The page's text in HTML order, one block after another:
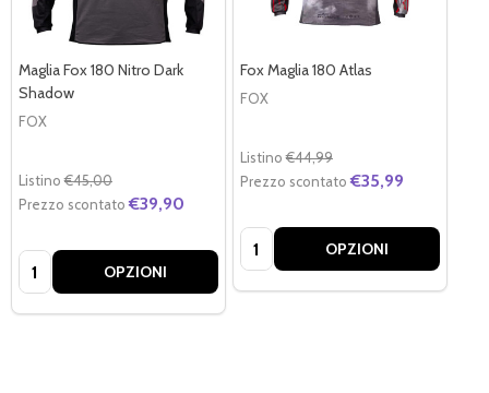
Maglia Fox 180 Nitro Dark
Shadow
FOX
Listino €45,00
Prezzo scontato €39,90
Quantità: OPZIONI
Fox Maglia 180 Atlas
FOX
Listino €44,99
Prezzo scontato €35,99
Quantità: OPZIONI